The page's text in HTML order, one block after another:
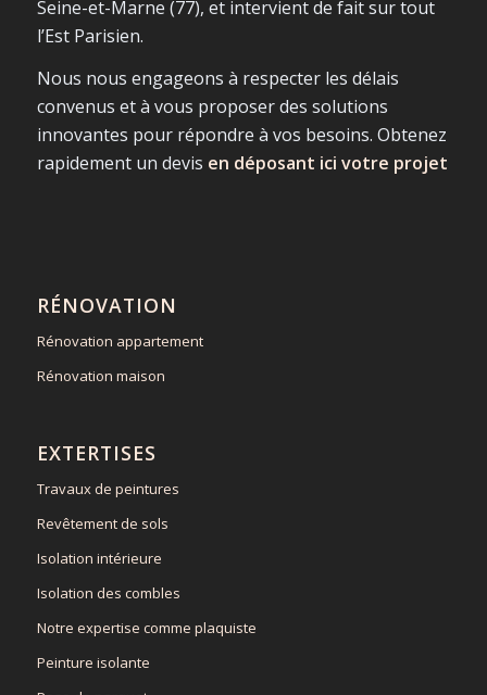
Seine-et-Marne (77), et intervient de fait sur tout
l’Est Parisien.
Nous nous engageons à respecter les délais
convenus et à vous proposer des solutions
innovantes pour répondre à vos besoins. Obtenez
rapidement un devis en déposant ici votre projet
RÉNOVATION
Rénovation appartement
Rénovation maison
EXTERTISES
Travaux de peintures
Revêtement de sols
Isolation intérieure
Isolation des combles
Notre expertise comme plaquiste
Peinture isolante